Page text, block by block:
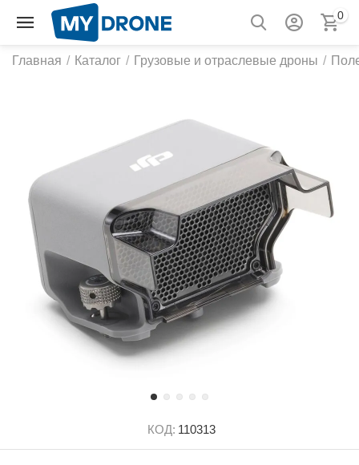
0
Главная / Каталог / Грузовые и отраслевые дроны /
КОД: 110313